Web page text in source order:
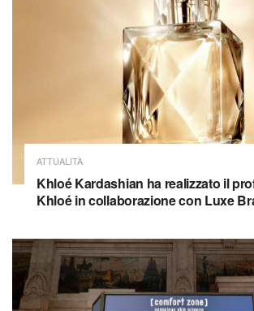
ATTUALITÀ
Khloé Kardashian ha realizzato il
Khloé in collaborazione con Luxe